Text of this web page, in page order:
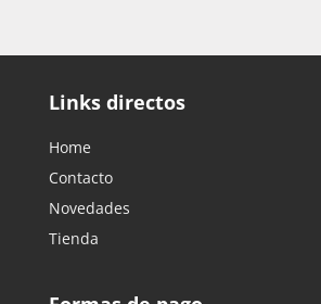
Links directos
Home
Contacto
Novedades
Tienda